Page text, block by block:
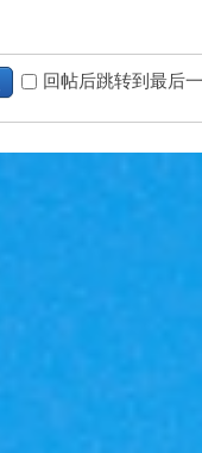
回帖后跳转到最后